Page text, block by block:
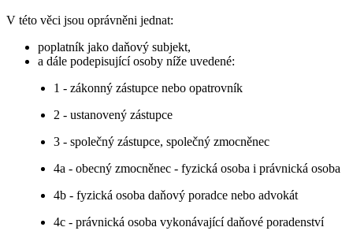
V této věci jsou oprávněni jednat:
poplatník jako daňový subjekt,
a dále podepisující osoby níže uvedené:
1 - zákonný zástupce nebo opatrovník
2 - ustanovený zástupce
3 - společný zástupce, společný zmocněnec
4a - obecný zmocněnec - fyzická osoba i právnická osoba
4b - fyzická osoba daňový poradce nebo advokát
4c - právnická osoba vykonávající daňové poradenství